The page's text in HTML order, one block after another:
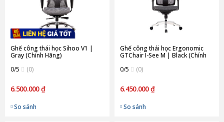
Ghế công thái học Sihoo V1 |
Gray (Chính Hãng)
0/5
(0)
6.500.000 ₫
So sánh
Ghế công thái học Ergonomic
GTChair I-See M | Black (Chính
0/5
(0)
6.450.000 ₫
So sánh